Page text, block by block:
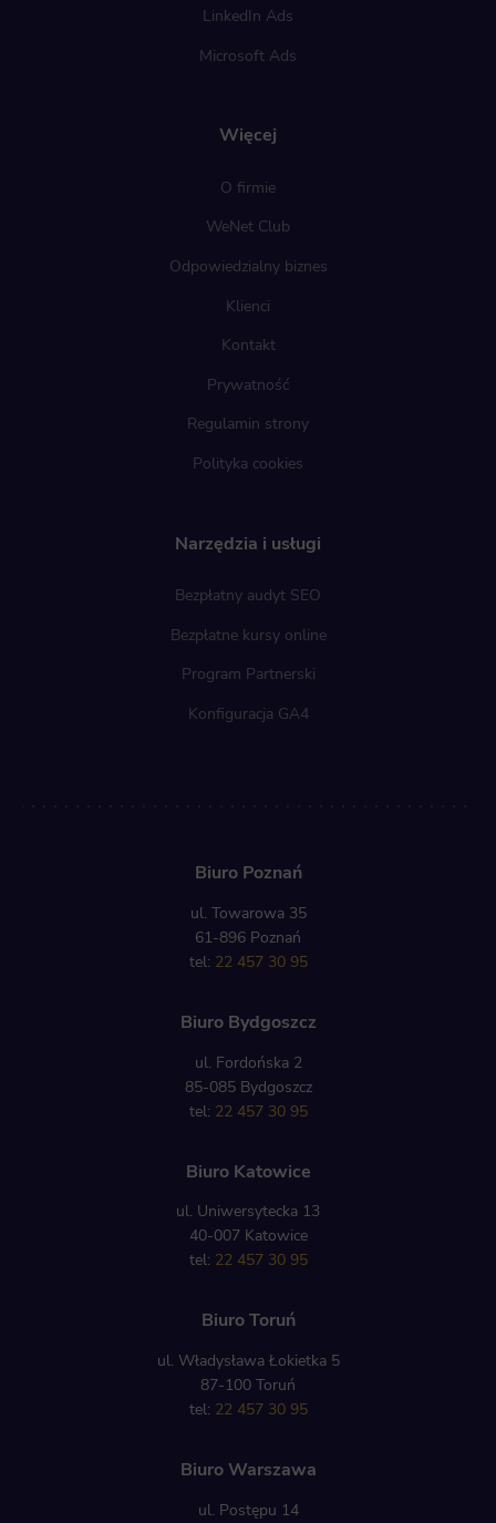
Więcej
O firmie
WeNet Club
Odpowiedzialny biznes
Klienci
Kontakt
Prywatność
Regulamin strony
Polityka cookies
Narzędzia i usługi
Bezpłatny audyt SEO
Bezpłatne kursy online
Program Partnerski
Konfiguracja GA4
LinkedIn Ads
Microsoft Ads
Biuro Poznań
ul. Towarowa 35
61-896 Poznań
tel: 22 457 30 95
Biuro Bydgoszcz
ul. Fordońska 2
85-085 Bydgoszcz
tel: 22 457 30 95
Biuro Katowice
ul. Uniwersytecka 13
40-007 Katowice
tel: 22 457 30 95
Biuro Toruń
ul. Władysława Łokietka 5
87-100 Toruń
tel: 22 457 30 95
Biuro Warszawa
ul. Postępu 14